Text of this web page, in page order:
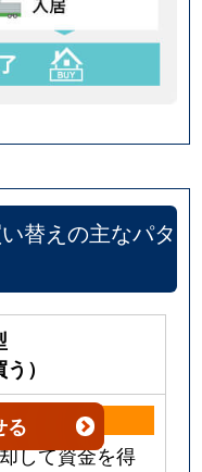
替えの主なパタ
）
して資金を得
る